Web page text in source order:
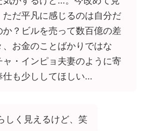
ただ平凡に感じるのは自分だ
か？ビルを売って数百億の差
、お金のことばかりではな
ャ・インピョ夫妻のように寄
仕も少ししてほしい…
しく見えるけど、笑